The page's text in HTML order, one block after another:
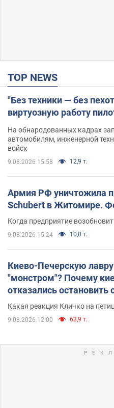
TOP NEWS
"Без техники — без
виртуозную работу
На обнародованных кадрах
автомобилям, инженерной
войск
9.08.2026 15:58 12,9 т.
Армия РФ уничтожила
Schubert в Житомире.
Когда предприятие
9.08.2026 15:24 10,0 т.
Киево-Печерскую
"монстром"? Почему
отказались остановить
небоскреба
Какая реакция Кличко на
9.08.2026 12:00 63,9 т.